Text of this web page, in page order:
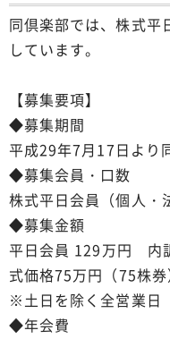
同倶楽部では、株式平
しています。
【募集要項】
◆募集期間
平成29年7月17日より
◆募集会員・口数
株式平日会員（個人・
◆募集金額
平日会員 129万円 内
式価格75万円（75株券
※土日を除く全営業日
◆年会費